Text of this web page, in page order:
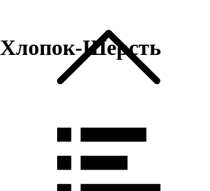
Хлопок-Шерсть